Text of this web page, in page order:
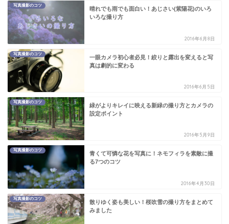
写真撮影のコツ
晴れでも雨でも面白い！あじさい(紫陽花)のいろ
いろな撮り方
2016年6月8日
写真撮影のコツ
一眼カメラ初心者必見！絞りと露出を変えると写
真は劇的に変わる
2016年6月5日
写真撮影のコツ
緑がよりキレイに映える新緑の撮り方とカメラの
設定ポイント
2016年5月9日
写真撮影のコツ
青くて可憐な花を写真に！ネモフィラを素敵に撮
る7つのコツ
2016年4月30日
写真撮影のコツ
散りゆく姿も美しい！桜吹雪の撮り方をまとめて
みました